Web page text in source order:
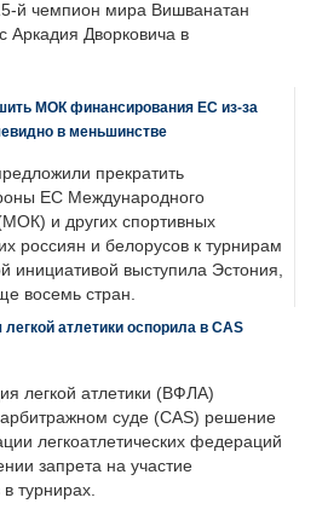
й чемпион мира Вишванатан
Аркадия Дворковича в
МОК финансирования ЕС из-за
в меньшинстве
прекратить
ЕС Международного
и других спортивных
россиян и белорусов к турнирам
инициативой выступила Эстония,
восемь стран.
атлетики оспорила в CAS
легкой атлетики (ВФЛА)
суде (CAS) решение
легкоатлетических федераций
запрета на участие
турнирах.